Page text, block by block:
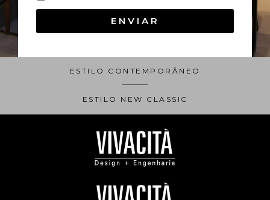
ENVIAR
ESTILO CONTEMPORÂNEO
ESTILO NEW CLASSIC